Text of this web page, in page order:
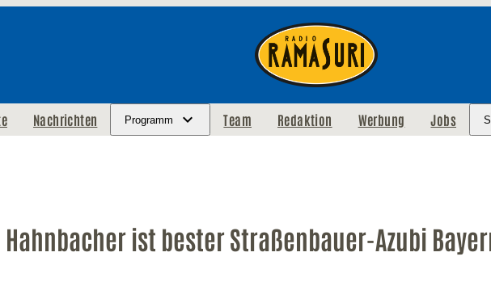
Nachrichten Programm Team Redaktion Werbung Jobs
Hahnbacher ist bester Straßenbauer-Azubi